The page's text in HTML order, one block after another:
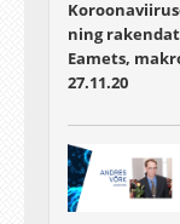
ning
Eamets,
27.11.20